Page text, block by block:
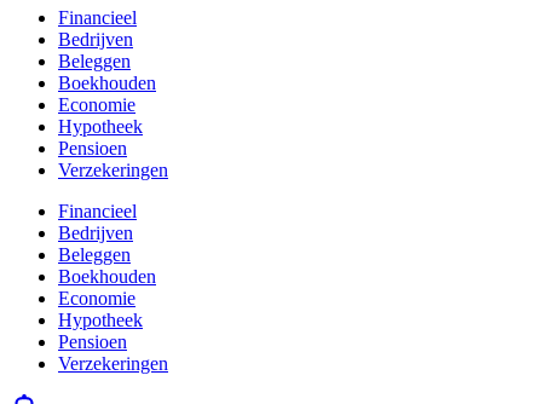
Financieel
Bedrijven
Beleggen
Boekhouden
Economie
Hypotheek
Pensioen
Verzekeringen
Financieel
Bedrijven
Beleggen
Boekhouden
Economie
Hypotheek
Pensioen
Verzekeringen